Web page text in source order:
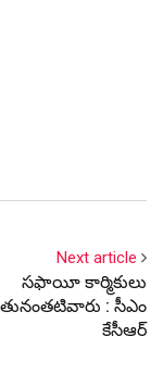
Next article
సఫాయీ కార్మికులు
: సీఎం
కేసీఆర్